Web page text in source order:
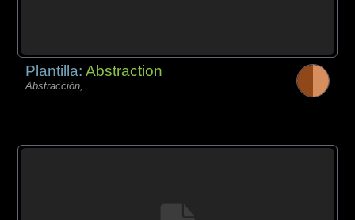
Plantilla:Abstraction
Abstracción,